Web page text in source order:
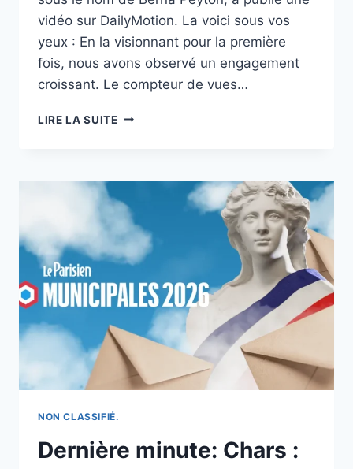
|
HEYKIDS
vidéo sur DailyMotion. La voici sous vos
yeux : En la visionnant pour la première
fois, nous avons observé un engagement
croissant. Le compteur de vues…
LIRE LA SUITEVERTIDO
–
MACAO
NON CLASSIFIÉ.
Dernière minute: Chars :